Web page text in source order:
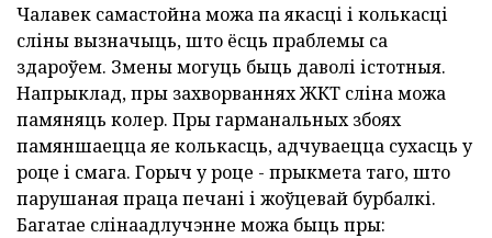
Чалавек самастойна можа па якасці і колькасці
сліны вызначыць, што ёсць праблемы са
здароўем. Змены могуць быць даволі істотныя.
Напрыклад, пры захворваннях ЖКТ сліна можа
памяняць колер. Пры гарманальных збоях
памяншаецца яе колькасць, адчуваецца сухасць у
роце і смага. Горыч у роце - прыкмета таго, што
парушаная праца печані і жоўцевай бурбалкі.
Багатае слінаадлучэнне можа быць пры: